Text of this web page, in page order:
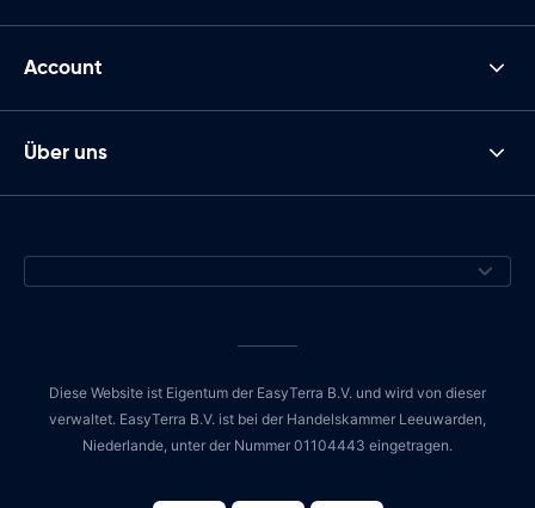
Account
Über uns
Diese Website ist Eigentum der EasyTerra B.V. und wird von dieser
verwaltet. EasyTerra B.V. ist bei der Handelskammer Leeuwarden,
Niederlande, unter der Nummer 01104443 eingetragen.